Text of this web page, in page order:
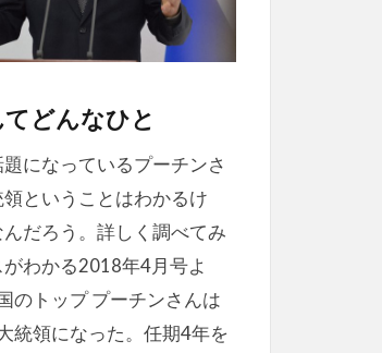
どんなひと
になっているプーチンさ
ということはわかるけ
だろう。詳しく調べてみ
わかる2018年4月号よ
のトップ プーチンさんは
統領になった。任期4年を